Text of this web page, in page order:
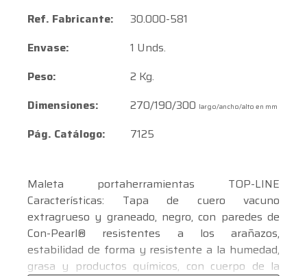
Ref. Fabricante:
30.000-581
Envase:
1 Unds.
Peso:
2 Kg.
Dimensiones:
270/190/300 largo/ancho/alto en mm
Pág. Catálogo: 7125
Maleta portaherramientas TOP-LINE
Características: Tapa de cuero vacuno
extragrueso y graneado, negro, con paredes de
Con-Pearl® resistentes a los arañazos,
estabilidad de forma y resistente a la humedad,
grasa y productos químicos, con cuerpo de la